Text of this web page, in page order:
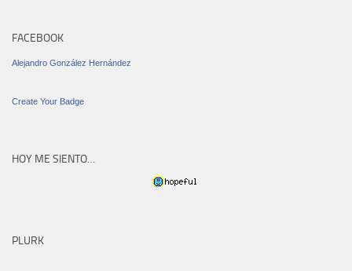
FACEBOOK
Alejandro González Hernández
Create Your Badge
HOY ME SIENTO…
PLURK